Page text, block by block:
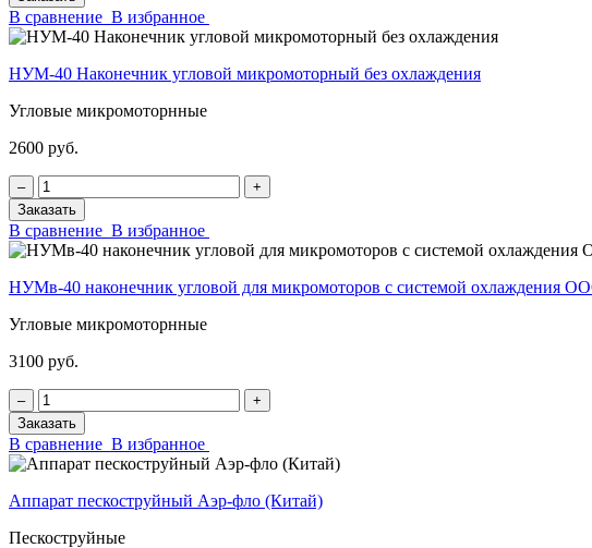
В сравнение В избранное
НУМ-40 Наконечник угловой микромоторный без охлаждения
Угловые микромоторнные
2600 руб.
‒
+
Заказать
В сравнение В избранное
НУМв-40 наконечник угловой для микромоторов с системой охлаждения
Угловые микромоторнные
3100 руб.
‒
+
Заказать
В сравнение В избранное
Аппарат пескоструйный Аэр-фло (Китай)
Пескоструйные